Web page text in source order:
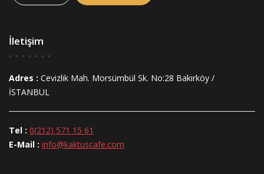
İletişim
Adres : Cevizlik Mah. Morsümbül Sk. No:28 Bakırköy /
İSTANBUL
Tel : 0(212) 571 15 61
E-Mail : info@kaktuscafe.com